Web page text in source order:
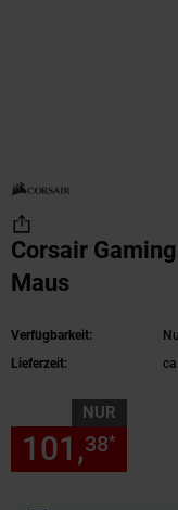
Corsair
Maus
Verfügbarkeit:
Lieferzeit:
NUR
101,38*